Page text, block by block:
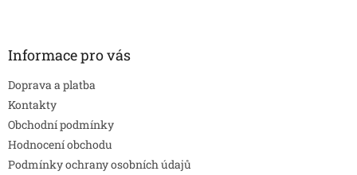
Informace pro vás
Doprava a platba
Kontakty
Obchodní podmínky
Hodnocení obchodu
Podmínky ochrany osobních údajů